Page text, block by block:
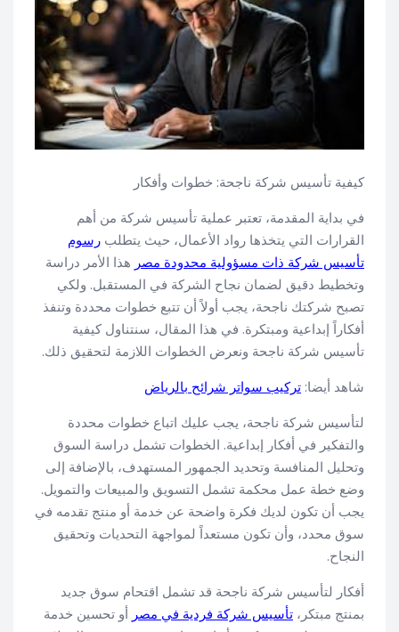
كيفية تأسيس شركة ناجحة: خطوات وأفكار
في بداية المقدمة، تعتبر عملية تأسيس شركة من أهم
القرارات التي يتخذها رواد الأعمال، حيث يتطلب رسوم
تأسيس شركة ذات مسؤولية محدودة مصر هذا الأمر دراسة
وتخطيط دقيق لضمان نجاح الشركة في المستقبل. ولكي
تصبح شركتك ناجحة، يجب أولاً أن تتبع خطوات محددة وتنفذ
أفكاراً إبداعية ومبتكرة. في هذا المقال، سنتناول كيفية
تأسيس شركة ناجحة ونعرض الخطوات اللازمة لتحقيق ذلك.
شاهد أيضا: تركيب سواتر شرائح بالرياض
لتأسيس شركة ناجحة، يجب عليك اتباع خطوات محددة
والتفكير في أفكار إبداعية. الخطوات تشمل دراسة السوق
وتحليل المنافسة وتحديد الجمهور المستهدف، بالإضافة إلى
وضع خطة عمل محكمة تشمل التسويق والمبيعات والتمويل.
يجب أن تكون لديك فكرة واضحة عن خدمة أو منتج تقدمه في
سوق محدد، وأن تكون مستعداً لمواجهة التحديات وتحقيق
النجاح.
أفكار لتأسيس شركة ناجحة قد تشمل اقتحام سوق جديد
بمنتج مبتكر، تأسيس شركة فردية في مصر أو تحسين خدمة